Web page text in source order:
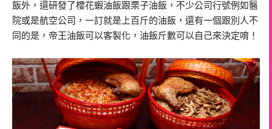
飯外，還研發了櫻花蝦油飯跟栗子油飯，不少公司行號例如醫
院或是航空公司，一訂就是上百斤的油飯，還有一個跟別人不
同的是，帝王油飯可以客製化，油飯斤數可以自己來決定唷！